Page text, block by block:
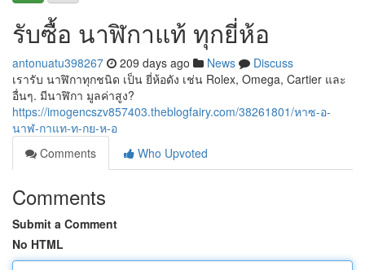
รับซื้อ นาฬิกาแท้ ทุกยี่ห้อ
antonuatu398267 209 days ago News
Discuss
เรารับ นาฬิกาทุกชนิด เป็น ยี่ห้อดัง เช่น Rolex, Omega, Cartier และ
อื่นๆ. มีนาฬิกา มูลค่าสูง?
https://imogencszv857403.theblogfairy.com/38261801/หาซ-อ-
นาฬ-กาแท-ท-กย-ห-อ
Comments
Who Upvoted
Comments
Submit a Comment
No HTML